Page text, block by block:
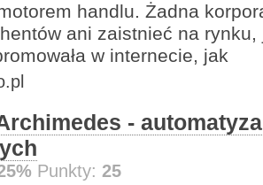
handlu. Żadna
ani zaistnieć na
w internecie, jak
-
Punkty: 25